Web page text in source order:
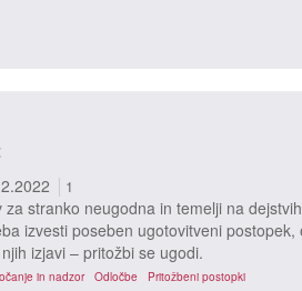
1
za stranko neugodna in temelji na
izvesti poseben ugotovitveni
izjavi – pritožbi se ugodi.
in nadzor Odločbe Pritožbeni postopki